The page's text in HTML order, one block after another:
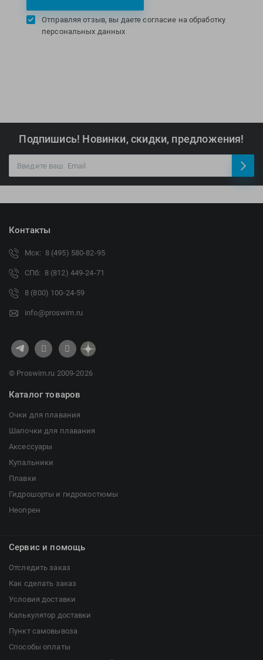
Отправляя отзыв, вы даете согласие на обработку
персональных данных
Подпишись! Новинки, скидки, предложения!
Контакты
Мск: 8 (495) 580-82-95
СПб: 8 (812) 449-24-71
8 (800) 100-24-59
info@proswim.ru
© Proswim.ru 2009-2026
Каталог товаров
Очки для плавания
Шапочки для плавания
Аксессуары
Купальники
Плавки
Гидрошорты и гидрокостюмы
Неопрен
Сервис и помощь
Отследить заказ
Как сделать заказ
Условия доставки
Калькулятор доставки
Пункт самовывоза
Способы оплаты